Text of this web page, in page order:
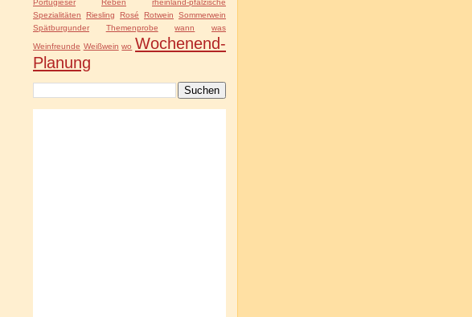
Spezialitäten
Riesling Rosé Rotwein
Sommerwein
Spätburgunder
Themenprobe wann was
Weinfreunde Weißwein wo Wochenend-
Planung